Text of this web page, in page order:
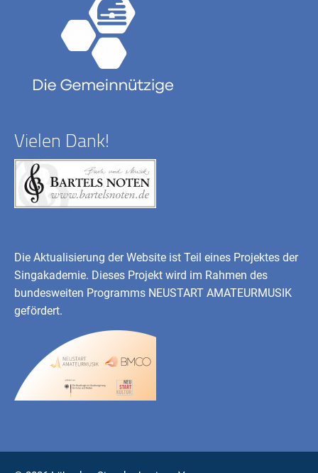
Vielen Dank!
Die Aktualisierung der Website ist Teil eines Projektes der
Singakademie. Dieses Projekt wird im Rahmen des
bundesweiten Programms NEUSTART AMATEURMUSIK
gefördert.